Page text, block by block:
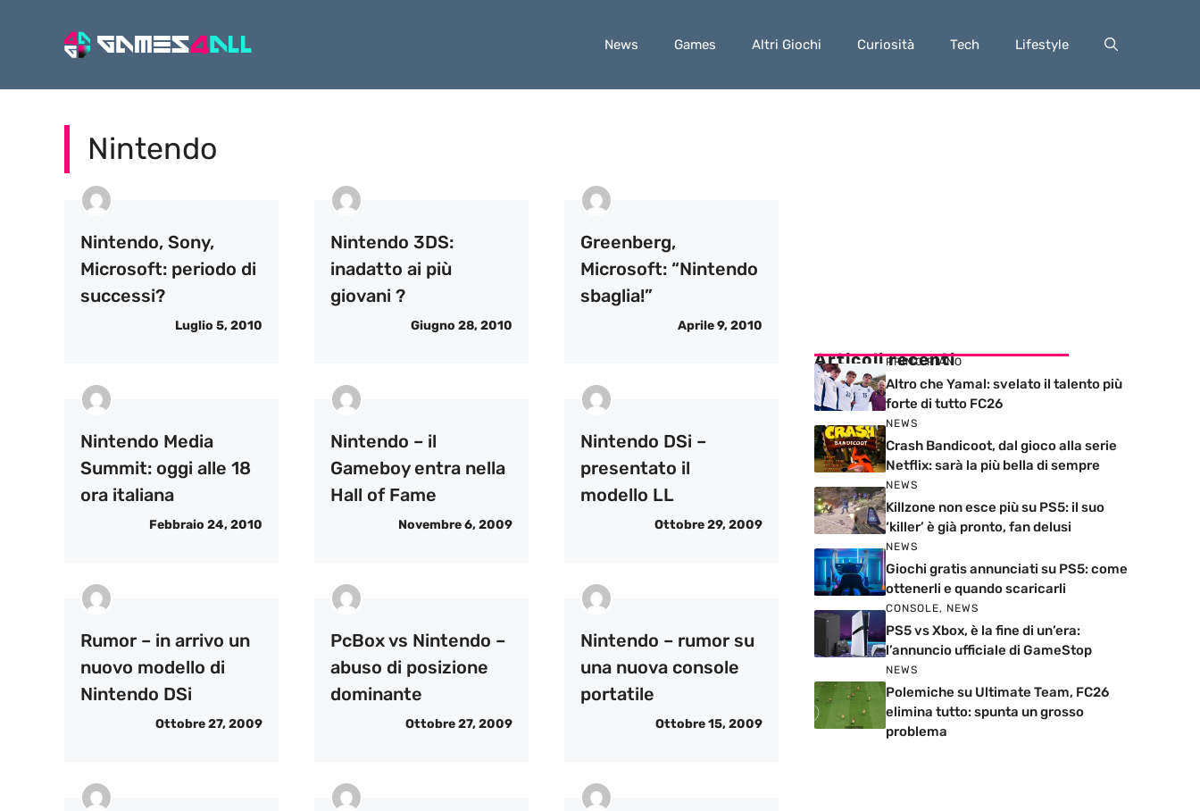
News Games Altri Giochi Curiosità Tech Lifestyle
Nintendo
Nintendo, Sony,
Microsoft: periodo di
successi?
Luglio 5, 2010
Nintendo 3DS:
inadatto ai più
giovani ?
Giugno 28, 2010
Greenberg,
Microsoft: “Nintendo
sbaglia!”
Aprile 9, 2010
Nintendo Media
Summit: oggi alle 18
ora italiana
Febbraio 24, 2010
Nintendo – il
Gameboy entra nella
Hall of Fame
Novembre 6, 2009
Nintendo DSi –
presentato il
modello LL
Ottobre 29, 2009
Rumor – in arrivo un
nuovo modello di
Nintendo DSi
Ottobre 27, 2009
PcBox vs Nintendo –
abuso di posizione
dominante
Ottobre 27, 2009
Nintendo – rumor su
una nuova console
portatile
Ottobre 15, 2009
Articoli recenti
PRIMO PIANO
Altro che Yamal: svelato il talento più
forte di tutto FC26
NEWS
Crash Bandicoot, dal gioco alla serie
Netflix: sarà la più bella di sempre
NEWS
Killzone non esce più su PS5: il suo
‘killer’ è già pronto, fan delusi
NEWS
Giochi gratis annunciati su PS5: come
ottenerli e quando scaricarli
CONSOLE, NEWS
PS5 vs Xbox, è la fine di un’era:
l’annuncio ufficiale di GameStop
NEWS
Polemiche su Ultimate Team, FC26
elimina tutto: spunta un grosso
problema